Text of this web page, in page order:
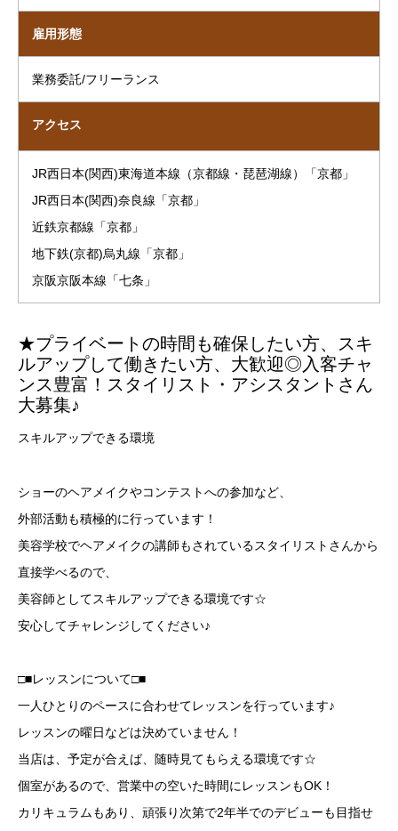
雇用形態
業務委託/フリーランス
アクセス
JR西日本(関西)東海道本線（京都線・琵琶湖線）「京都」
JR西日本(関西)奈良線「京都」
近鉄京都線「京都」
地下鉄(京都)烏丸線「京都」
京阪京阪本線「七条」
★プライベートの時間も確保したい方、スキ
ルアップして働きたい方、大歓迎◎入客チャ
ンス豊富！スタイリスト・アシスタントさん
大募集♪
スキルアップできる環境
ショーのヘアメイクやコンテストへの参加など、
外部活動も積極的に行っています！
美容学校でヘアメイクの講師もされているスタイリストさんから
直接学べるので、
美容師としてスキルアップできる環境です☆
安心してチャレンジしてください♪
□■レッスンについて□■
一人ひとりのペースに合わせてレッスンを行っています♪
レッスンの曜日などは決めていません！
当店は、予定が合えば、随時見てもらえる環境です☆
個室があるので、営業中の空いた時間にレッスンもOK！
カリキュラムもあり、頑張り次第で2年半でのデビューも目指せ